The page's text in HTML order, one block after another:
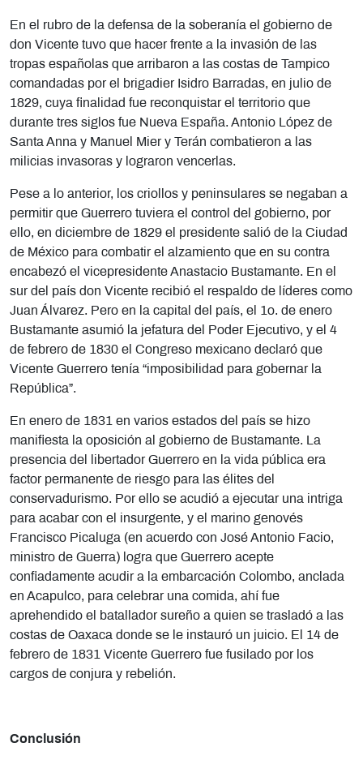
En el rubro de la defensa de la soberanía el gobierno de
don Vicente tuvo que hacer frente a la invasión de las
tropas españolas que arribaron a las costas de Tampico
comandadas por el brigadier Isidro Barradas, en julio de
1829, cuya finalidad fue reconquistar el territorio que
durante tres siglos fue Nueva España. Antonio López de
Santa Anna y Manuel Mier y Terán combatieron a las
milicias invasoras y lograron vencerlas.
Pese a lo anterior, los criollos y peninsulares se negaban a
permitir que Guerrero tuviera el control del gobierno, por
ello, en diciembre de 1829 el presidente salió de la Ciudad
de México para combatir el alzamiento que en su contra
encabezó el vicepresidente Anastacio Bustamante. En el
sur del país don Vicente recibió el respaldo de líderes como
Juan Álvarez. Pero en la capital del país, el 1o. de enero
Bustamante asumió la jefatura del Poder Ejecutivo, y el 4
de febrero de 1830 el Congreso mexicano declaró que
Vicente Guerrero tenía “imposibilidad para gobernar la
República”.
En enero de 1831 en varios estados del país se hizo
manifiesta la oposición al gobierno de Bustamante. La
presencia del libertador Guerrero en la vida pública era
factor permanente de riesgo para las élites del
conservadurismo. Por ello se acudió a ejecutar una intriga
para acabar con el insurgente, y el marino genovés
Francisco Picaluga (en acuerdo con José Antonio Facio,
ministro de Guerra) logra que Guerrero acepte
confiadamente acudir a la embarcación Colombo, anclada
en Acapulco, para celebrar una comida, ahí fue
aprehendido el batallador sureño a quien se trasladó a las
costas de Oaxaca donde se le instauró un juicio. El 14 de
febrero de 1831 Vicente Guerrero fue fusilado por los
cargos de conjura y rebelión.
Conclusión